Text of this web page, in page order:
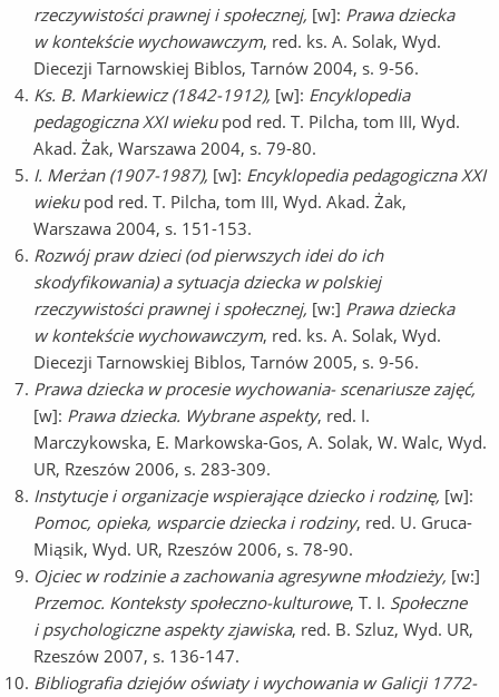
rzeczywistości prawnej i społecznej, [w]: Prawa dziecka
w kontekście wychowawczym, red. ks. A. Solak, Wyd.
Diecezji Tarnowskiej Biblos, Tarnów 2004, s. 9-56.
Ks. B. Markiewicz (1842-1912), [w]: Encyklopedia
pedagogiczna XXI wiekupod red. T. Pilcha, tom III, Wyd.
Akad. Żak, Warszawa 2004, s. 79-80.
I. Merżan (1907-1987), [w]: Encyklopedia pedagogiczna XXI
wiekupod red. T. Pilcha, tom III, Wyd. Akad. Żak,
Warszawa 2004, s. 151-153.
Rozwój praw dzieci (od pierwszych idei do ich
skodyfikowania) a sytuacja dziecka w polskiej
rzeczywistości prawnej i społecznej, [w:] Prawa dziecka
w kontekście wychowawczym, red. ks. A. Solak, Wyd.
Diecezji Tarnowskiej Biblos, Tarnów 2005, s. 9-56.
Prawa dziecka w procesie wychowania- scenariusze zajęć,
[w]: Prawa dziecka. Wybrane aspekty, red. I.
Marczykowska, E. Markowska-Gos, A. Solak, W. Walc, Wyd.
UR, Rzeszów 2006, s. 283-309.
Instytucje i organizacje wspierające dziecko i rodzinę, [w]:
Pomoc, opieka, wsparcie dziecka i rodziny, red. U. Gruca-
Miąsik, Wyd. UR, Rzeszów 2006, s. 78-90.
Ojciec w rodzinie a zachowania agresywne młodzieży, [w:]
Przemoc. Konteksty społeczno-kulturowe, T. I. Społeczne
i psychologiczne aspekty zjawiska, red. B. Szluz, Wyd. UR,
Rzeszów 2007, s. 136-147.
Bibliografia dziejów oświaty i wychowania w Galicji 1772-